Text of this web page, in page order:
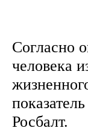
Согласно
человека
Росбалт.